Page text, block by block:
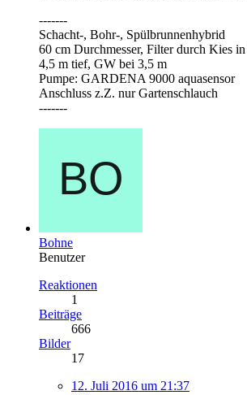
-------
Schacht-, Bohr-, Spülbrunnenhybrid
60 cm Durchmesser, Filter durch Kies
4,5 m tief, GW bei 3,5 m
Pumpe: GARDENA 9000 aquasensor
Anschluss z.Z. nur Gartenschlauch
-------
Bohne
Benutzer
Reaktionen
1
Beiträge
666
Bilder
17
12. Juli 2016 um 21:37